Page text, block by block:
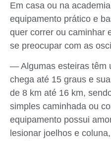
Em casa ou na
equipamento prático e
quer correr ou caminhar
se preocupar com as
— Algumas esteiras têm
chega até 15 graus e
de 8 km até 16 km,
simples caminhada ou
equipamento possui
lesionar joelhos e